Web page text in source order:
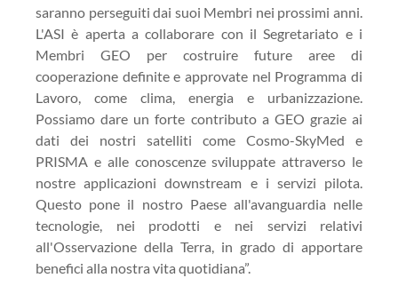
saranno perseguiti dai suoi Membri nei prossimi anni.
L'ASI è aperta a collaborare con il Segretariato e i
Membri GEO per costruire future aree di
cooperazione definite e approvate nel Programma di
Lavoro, come clima, energia e urbanizzazione.
Possiamo dare un forte contributo a GEO grazie ai
dati dei nostri satelliti come Cosmo-SkyMed e
PRISMA e alle conoscenze sviluppate attraverso le
nostre applicazioni downstream e i servizi pilota.
Questo pone il nostro Paese all'avanguardia nelle
tecnologie, nei prodotti e nei servizi relativi
all'Osservazione della Terra, in grado di apportare
benefici alla nostra vita quotidiana”.